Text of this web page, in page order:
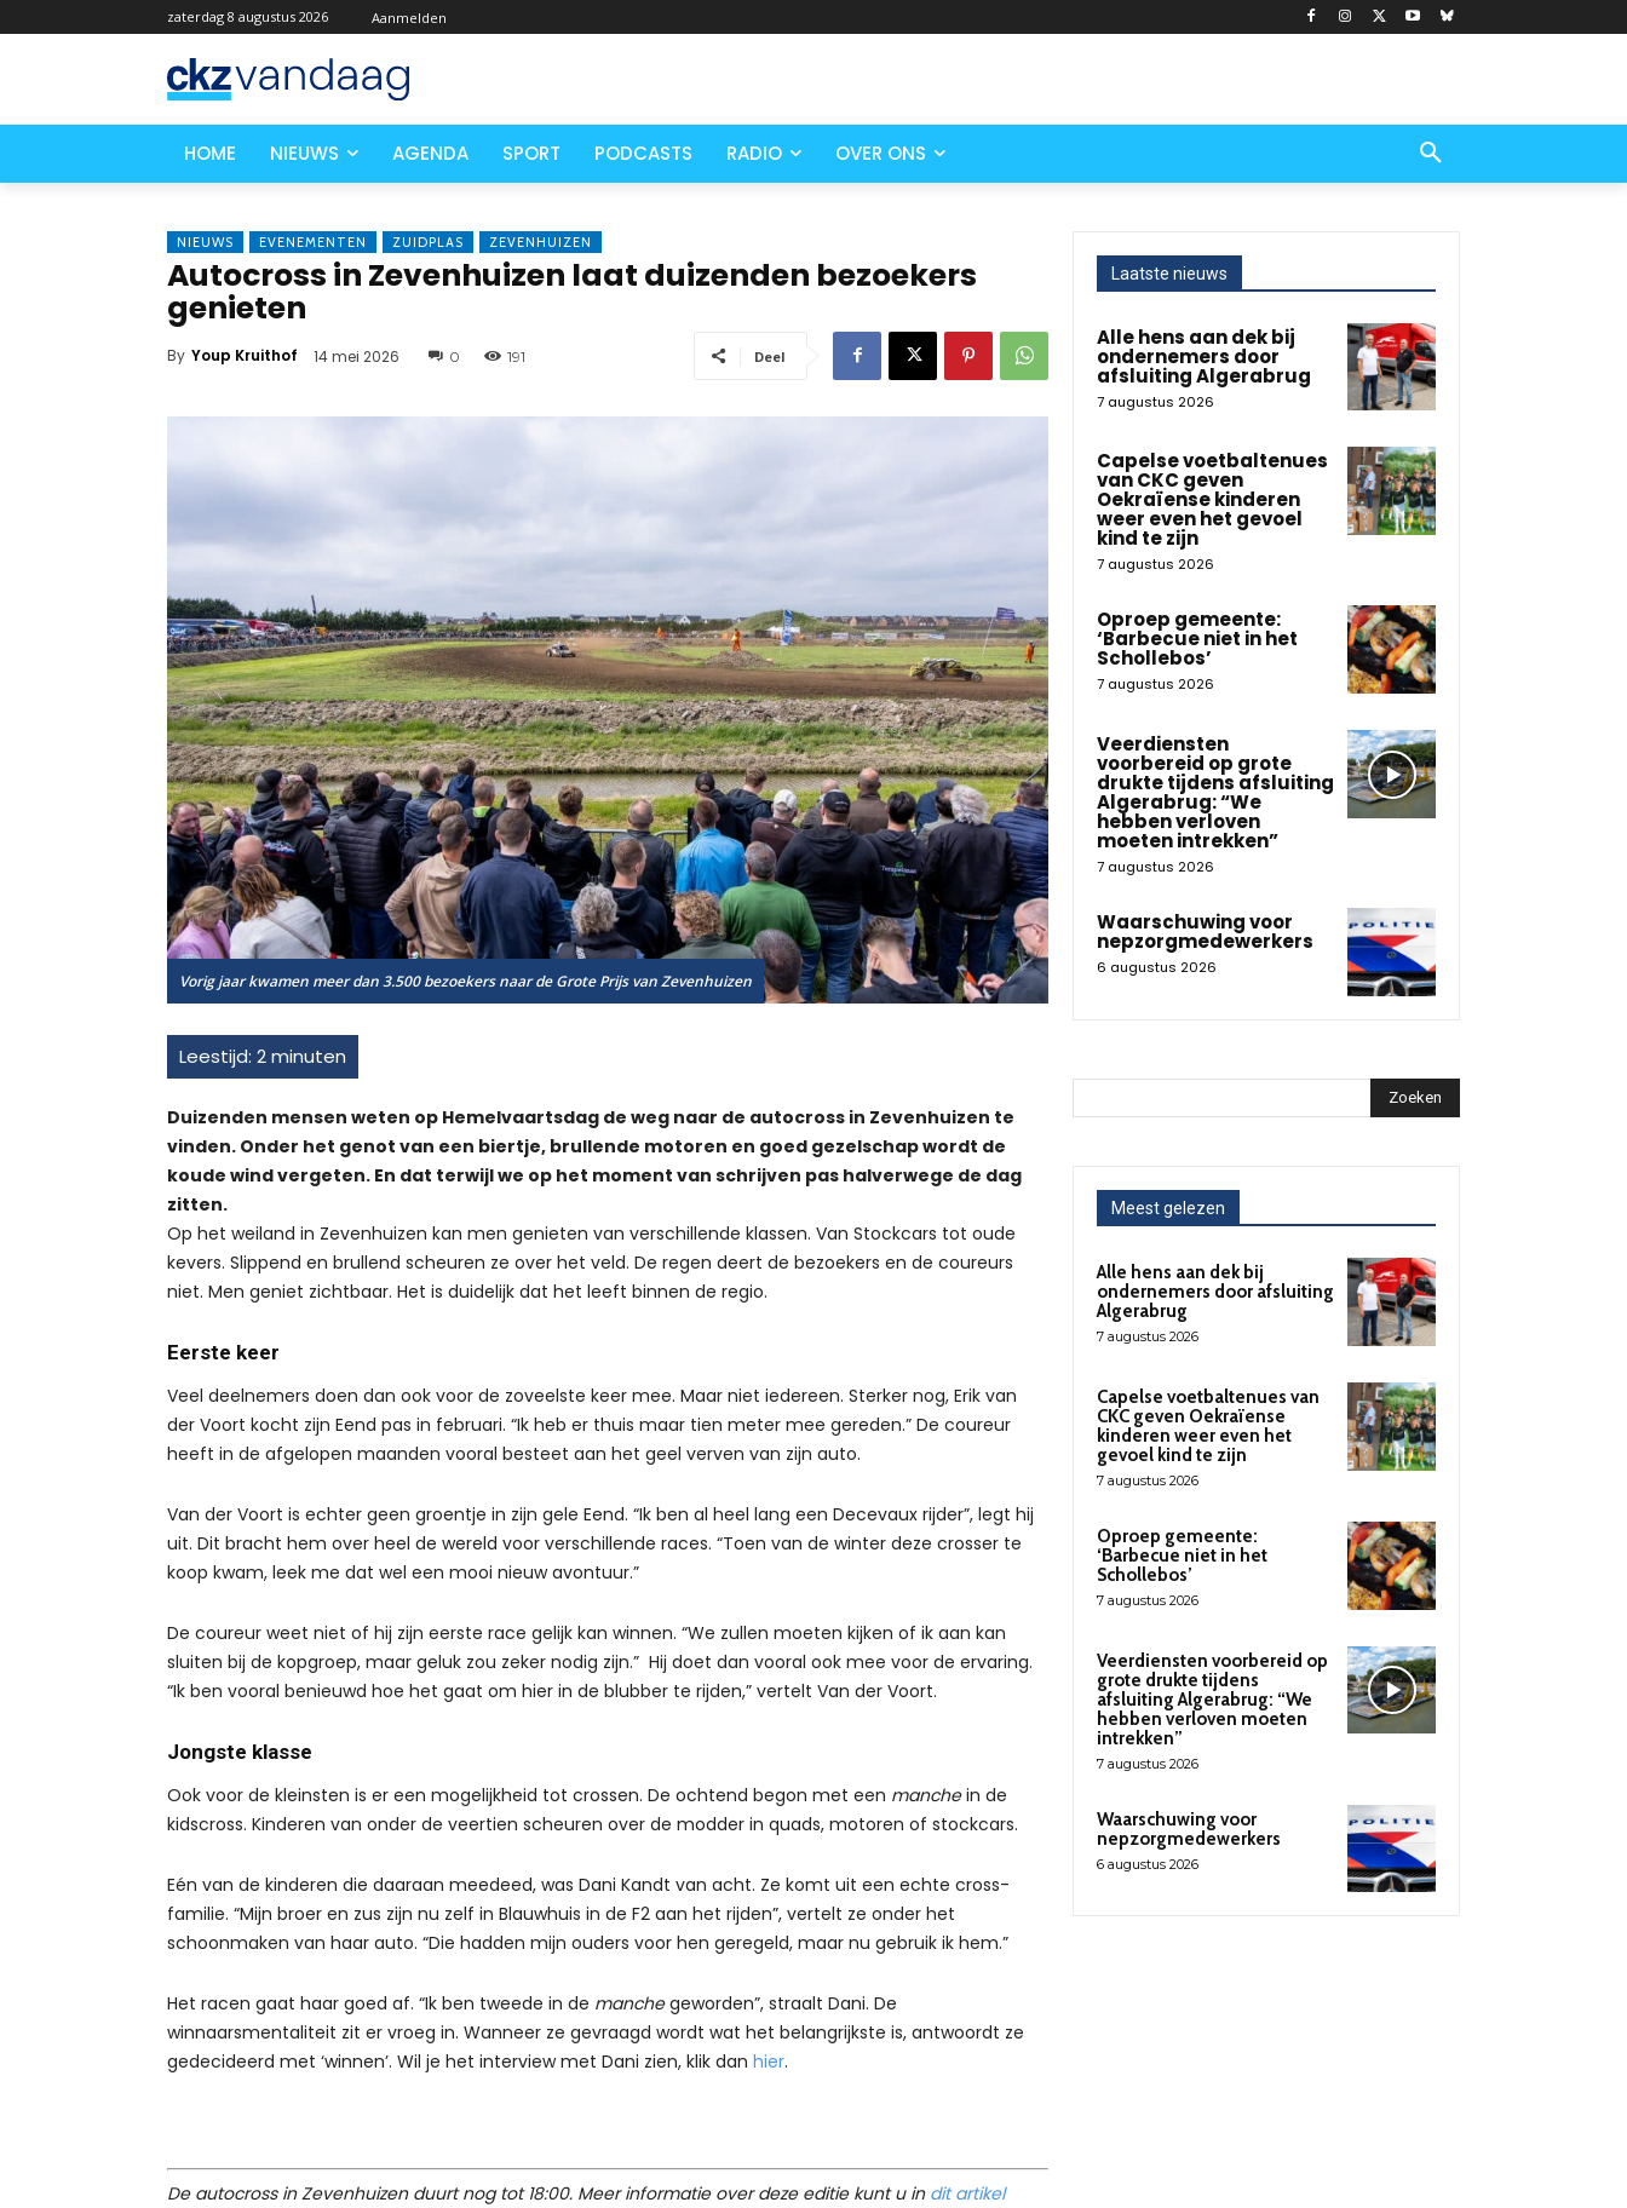
zaterdag 8 augustus 2026 Aanmelden
HOME NIEUWS AGENDA SPORT PODCASTS RADIO OVER ONS
NIEUWS EVENEMENTEN ZUIDPLAS ZEVENHUIZEN
Autocross in Zevenhuizen laat duizenden bezoekers
genieten
By Youp Kruithof 14 mei 2026 0 191 Deel
Vorig jaar kwamen meer dan 3.500 bezoekers naar de Grote Prijs van Zevenhuizen
Duizenden mensen weten op Hemelvaartsdag de weg naar de autocross in Zevenhuizen te
vinden. Onder het genot van een biertje, brullende motoren en goed gezelschap wordt de
koude wind vergeten. En dat terwijl we op het moment van schrijven pas halverwege de dag
zitten.
Op het weiland in Zevenhuizen kan men genieten van verschillende klassen. Van Stockcars tot oude
kevers. Slippend en brullend scheuren ze over het veld. De regen deert de bezoekers en de coureurs
niet. Men geniet zichtbaar. Het is duidelijk dat het leeft binnen de regio.
Eerste keer
Veel deelnemers doen dan ook voor de zoveelste keer mee. Maar niet iedereen. Sterker nog, Erik van
der Voort kocht zijn Eend pas in februari. “Ik heb er thuis maar tien meter mee gereden.” De coureur
heeft in de afgelopen maanden vooral besteet aan het geel verven van zijn auto.
Van der Voort is echter geen groentje in zijn gele Eend. “Ik ben al heel lang een Decevaux rijder”, legt hij
uit. Dit bracht hem over heel de wereld voor verschillende races. “Toen van de winter deze crosser te
koop kwam, leek me dat wel een mooi nieuw avontuur.”
De coureur weet niet of hij zijn eerste race gelijk kan winnen. “We zullen moeten kijken of ik aan kan
sluiten bij de kopgroep, maar geluk zou zeker nodig zijn.” Hij doet dan vooral ook mee voor de ervaring.
“Ik ben vooral benieuwd hoe het gaat om hier in de blubber te rijden,” vertelt Van der Voort.
Jongste klasse
Ook voor de kleinsten is er een mogelijkheid tot crossen. De ochtend begon met een manchein de
kidscross. Kinderen van onder de veertien scheuren over de modder in quads, motoren of stockcars.
Eén van de kinderen die daaraan meedeed, was Dani Kandt van acht. Ze komt uit een echte cross-
familie. “Mijn broer en zus zijn nu zelf in Blauwhuis in de F2 aan het rijden”, vertelt ze onder het
schoonmaken van haar auto. “Die hadden mijn ouders voor hen geregeld, maar nu gebruik ik hem.”
Het racen gaat haar goed af. “Ik ben tweede in de manchegeworden”, straalt Dani. De
winnaarsmentaliteit zit er vroeg in. Wanneer ze gevraagd wordt wat het belangrijkste is, antwoordt ze
gedecideerd met ‘winnen’. Wil je het interview met Dani zien, klik dan hier.
De autocross in Zevenhuizen duurt nog tot 18:00. Meer informatie over deze editie kunt u in dit artikel
Laatste nieuws
Alle hens aan dek bij
ondernemers door
afsluiting Algerabrug
7 augustus 2026
Capelse voetbaltenues
van CKC geven
Oekraïense kinderen
weer even het gevoel
kind te zijn
7 augustus 2026
Oproep gemeente:
‘Barbecue niet in het
Schollebos’
7 augustus 2026
Veerdiensten
voorbereid op grote
drukte tijdens afsluiting
Algerabrug: “We
hebben verloven
moeten intrekken”
7 augustus 2026
Waarschuwing voor
nepzorgmedewerkers
6 augustus 2026
Zoeken
Meest gelezen
Alle hens aan dek bij
ondernemers door afsluiting
Algerabrug
7 augustus 2026
Capelse voetbaltenues van
CKC geven Oekraïense
kinderen weer even het
gevoel kind te zijn
7 augustus 2026
Oproep gemeente:
‘Barbecue niet in het
Schollebos’
7 augustus 2026
Veerdiensten voorbereid op
grote drukte tijdens
afsluiting Algerabrug: “We
hebben verloven moeten
intrekken”
7 augustus 2026
Waarschuwing voor
nepzorgmedewerkers
6 augustus 2026